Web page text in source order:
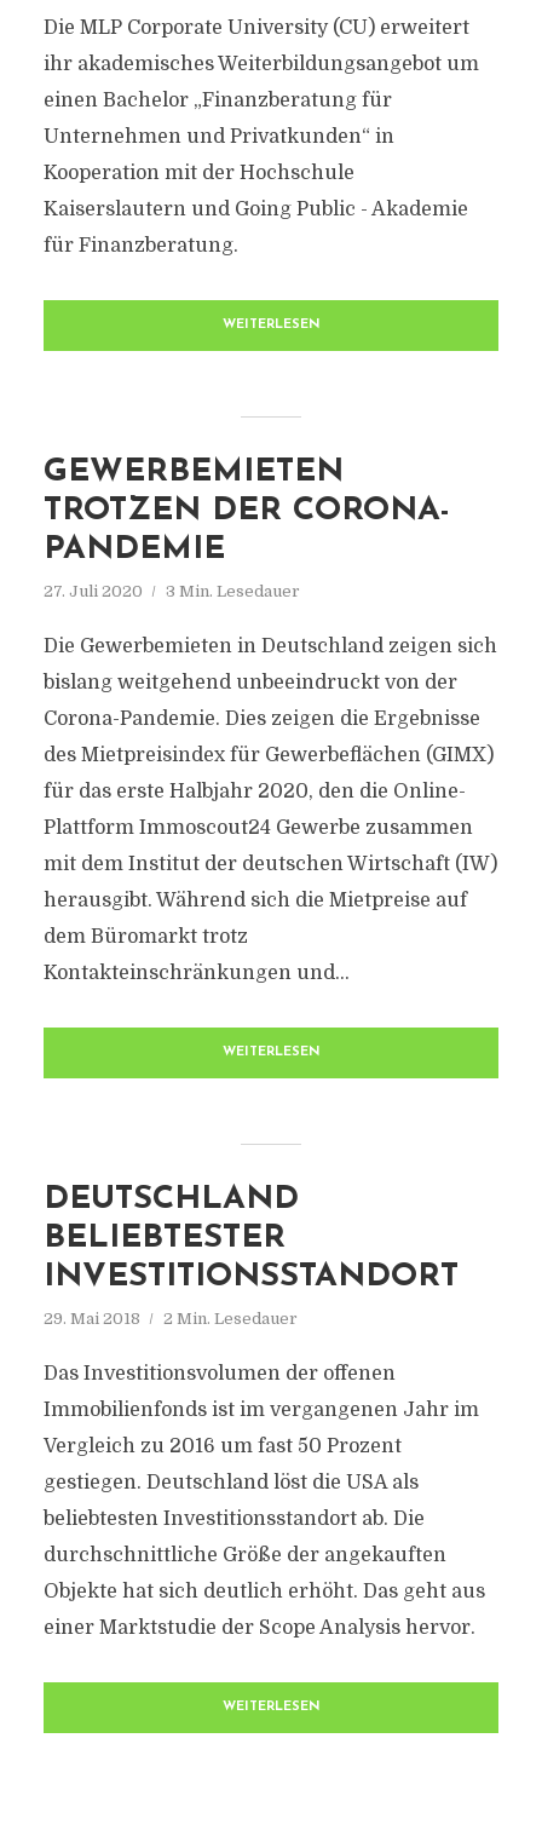
Die MLP Corporate University (CU) erweitert
ihr akademisches Weiterbildungsangebot um
einen Bachelor „Finanzberatung für
Unternehmen und Privatkunden“ in
Kooperation mit der Hochschule
Kaiserslautern und Going Public - Akademie
für Finanzberatung.
WEITERLESEN
GEWERBEMIETEN
TROTZEN DER CORONA-
PANDEMIE
27. Juli 2020 3 Min. Lesedauer
Die Gewerbemieten in Deutschland zeigen sich
bislang weitgehend unbeeindruckt von der
Corona-Pandemie. Dies zeigen die Ergebnisse
des Mietpreisindex für Gewerbeflächen (GIMX)
für das erste Halbjahr 2020, den die Online-
Plattform Immoscout24 Gewerbe zusammen
mit dem Institut der deutschen Wirtschaft (IW)
herausgibt. Während sich die Mietpreise auf
dem Büromarkt trotz
Kontakteinschränkungen und...
WEITERLESEN
DEUTSCHLAND
BELIEBTESTER
INVESTITIONSSTANDORT
29. Mai 2018 2 Min. Lesedauer
Das Investitionsvolumen der offenen
Immobilienfonds ist im vergangenen Jahr im
Vergleich zu 2016 um fast 50 Prozent
gestiegen. Deutschland löst die USA als
beliebtesten Investitionsstandort ab. Die
durchschnittliche Größe der angekauften
Objekte hat sich deutlich erhöht. Das geht aus
einer Marktstudie der Scope Analysis hervor.
WEITERLESEN